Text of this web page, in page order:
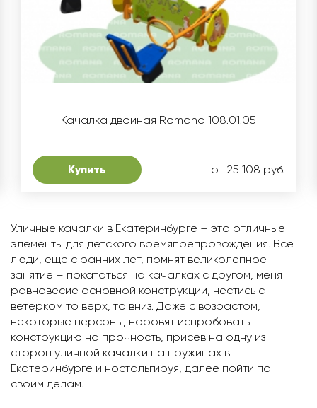
Качалка двойная Romana 108.01.05
Купить от 25 108 руб.
Уличные качалки в Екатеринбурге – это отличные
элементы для детского времяпрепровождения. Все
люди, еще с ранних лет, помнят великолепное
занятие – покататься на качалках с другом, меня
равновесие основной конструкции, нестись с
ветерком то верх, то вниз. Даже с возрастом,
некоторые персоны, норовят испробовать
конструкцию на прочность, присев на одну из
сторон уличной качалки на пружинах в
Екатеринбурге и ностальгируя, далее пойти по
своим делам.